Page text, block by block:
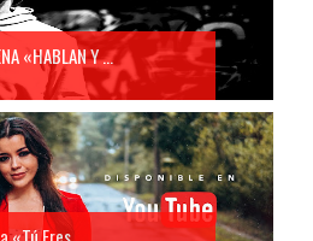
«HABLAN Y ...
«Tú Eres ...